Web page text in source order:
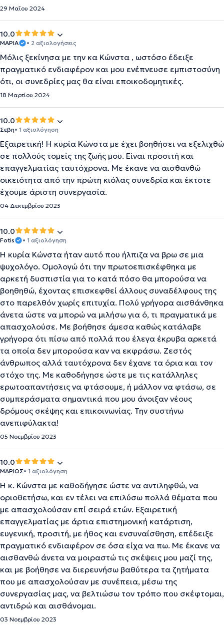
29 Μαΐου 2024
10.0
ΜΑΡΙΑ • 2 αξιολογήσεις
Μόλις ξεκίνησα με την κα Κώνστα , ωστόσο έδειξε
πραγματικό ενδιαφέρον και μου ενέπνευσε εμπιστοσύνη
ότι, οι συνεδρίες μας θα είναι εποικοδομητικές.
18 Μαρτίου 2024
10.0
Σεβη• 1 αξιολόγηση
Εξαιρετική! Η κυρία Κώνστα με έχει βοηθήσει να εξελιχθώ
σε πολλούς τομείς της ζωής μου. Είναι προσιτή και
επαγγελματίας ταυτόχρονα. Με έκανε να αισθανθώ
οικειότητα από την πρώτη κιόλας συνεδρία και έκτοτε
έχουμε άριστη συνεργασία.
04 Δεκεμβρίου 2023
10.0
Fotis • 1 αξιολόγηση
Η κυρία Κώνστα ήταν αυτό που ήλπιζα να βρω σε μια
ψυχολόγο. Ομολογώ ότι την πρωτοεπισκέφθηκα με
αρκετή δυσπιστία για το κατά πόσο θα μπορούσα να
βοηθηθώ, έχοντας επισκεφθεί άλλους συναδέλφους της
στο παρελθόν χωρίς επιτυχία. Πολύ γρήγορα αισθάνθηκα
άνετα ώστε να μπορώ να μιλήσω για ό, τι πραγματικά με
απασχολούσε. Με βοήθησε άμεσα καθώς κατάλαβε
γρήγορα ότι πίσω από πολλά που έλεγα έκρυβα αρκετά
τα οποία δεν μπορούσα καν να εκφράσω. Ζεστός
άνθρωπος αλλά ταυτόχρονα δεν έχανε τα όρια και τον
στόχο της. Με καθοδήγησε ώστε με τις κατάλληλες
ερωτοαπαντήσεις να φτάσουμε, ή μάλλον να φτάσω, σε
συμπεράσματα σημαντικά που μου άνοιξαν νέους
δρόμους σκέψης και επικοινωνίας. Την συστήνω
ανεπιφύλακτα!
05 Νοεμβρίου 2023
10.0
ΜΑΡΙΟΣ• 1 αξιολόγηση
Η κ. Κώνστα με καθοδήγησε ώστε να αντιληφθώ, να
οριοθετήσω, και εν τέλει να επιλύσω πολλά θέματα που
με απασχολούσαν επί σειρά ετών. Εξαιρετική
επαγγελματίας με άρτια επιστημονική κατάρτιση,
ευγενική, προσιτή, με ήθος και ενσυναίσθηση, επέδειξε
πραγματικό ενδιαφέρον σε όσα είχα να πω. Με έκανε να
αισθανθώ άνετα να μοιραστώ τις σκέψεις μου μαζί της,
και με βοήθησε να διερευνήσω βαθύτερα τα ζητήματα
που με απασχολούσαν με συνέπεια, μέσω της
συνεργασίας μας, να βελτιώσω τον τρόπο που σκέφτομαι,
αντιδρώ και αισθάνομαι.
03 Νοεμβρίου 2023